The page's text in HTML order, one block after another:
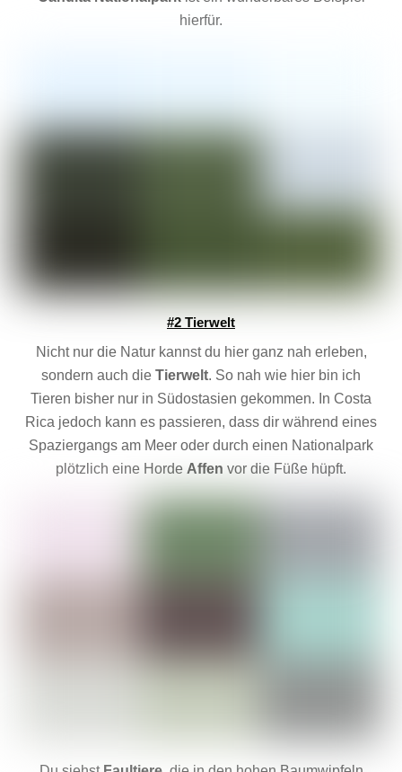
hierfür.
#2 Tierwelt
Nicht nur die Natur kannst du hier ganz nah erleben,
sondern auch die Tierwelt. So nah wie hier bin ich
Tieren bisher nur in Südostasien gekommen. In Costa
Rica jedoch kann es passieren, dass dir während eines
Spaziergangs am Meer oder durch einen Nationalpark
plötzlich eine Horde Affen vor die Füße hüpft.